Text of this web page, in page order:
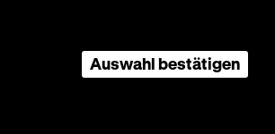
Auswahl bestätigen